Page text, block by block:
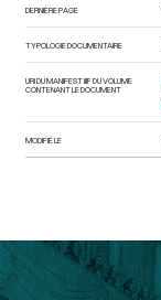
DERNIÈRE PAGE
TYPOLOGIE DOCUMENTAIRE
URI DU MANIFEST IIIF DU VOLUME
CONTENANT LE DOCUMENT
MODIFIÉ LE